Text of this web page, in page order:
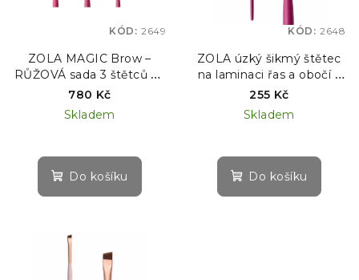
o
d
ZOLA MAGIC Brow –
RŮŽOVÁ sada 3 štětců na
barvení obočí
780 Kč
Skladem
Do košíku
KÓD: 2649
ZOLA úzký šikmý štětec
na laminaci řas a obočí –
RŮŽOVÁ EDICE #01
255 Kč
Skladem
Do košíku
KÓD: 2648